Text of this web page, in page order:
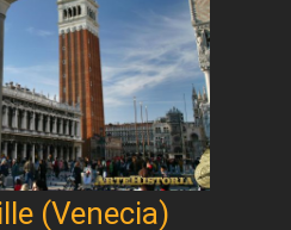
(Venecia)